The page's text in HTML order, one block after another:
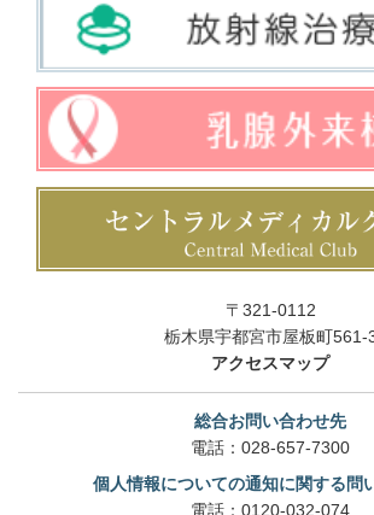
〒321-0112
栃木県宇都宮市屋板町561-
アクセスマップ
総合お問い合わせ先
電話： 028-657-7300
個人情報についての通知に関する問
電話： 0120-032-074